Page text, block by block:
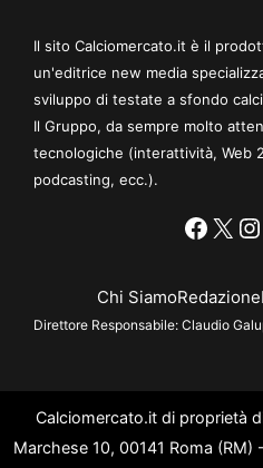
Il sito Calciomercato.it è il
un'editrice new media
sviluppo di testate a sfondo
Il Gruppo, da sempre molto
tecnologiche (interattività, Web
podcasting, ecc.).
X
Chi SiamoRedazione
Direttore Responsabile: Claudio
Calciomercato.it di proprietà
Marchese 10, 00141 Roma (RM)